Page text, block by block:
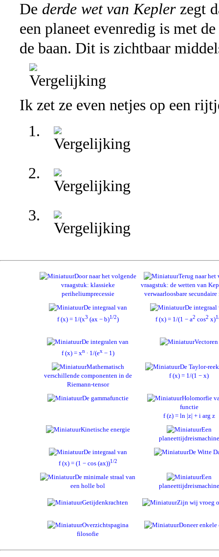
De derde wet van Keplerzegt
een planeet evenredig is met
de baan. Dit is zichtbaar
Ik zet ze even netjes op een
Door naar het volgende
vraagstuk: klassieke
periheliumprecessie
Terug naar het
vraagstuk: de wetten van
verwaarloosbare secundaire
De integraal van
f (x) = 1/(x3 (ax − b)1/2)
De integraal
f (x) = 1/(1 − a2 cos2 x)
De integralen van
f (x) = xn∙ 1/(ex− 1)
Vectoren
Mathematisch
verschillende componenten in de
Riemann-tensor
De Taylor-
f (x) = 1/(1 − x)
De gammafunctie
Holomorfie
functie
f (z) = ln |z| + i arg z
Kinetische energie
Een
planeettijdreismachine
De integraal van
f (x) = (1 − cos (ax))1/2
De Witte
De minimale straal van
een holle bol
Een
planeettijdreismachine
Getijdenkrachten Zijn wij vroeg
Overzichtspagina
filosofie
Doneer enkele